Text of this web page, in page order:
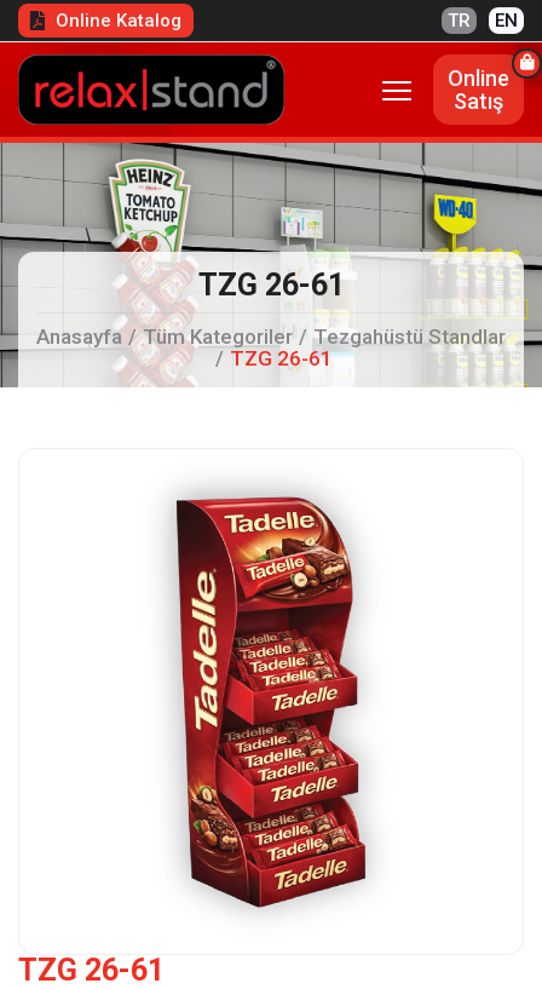
Online Katalog TR EN
Online
Satış
TZG 26-61
Anasayfa Tüm Kategoriler
Tezgahüstü Standlar
TZG 26-61
TZG 26-61